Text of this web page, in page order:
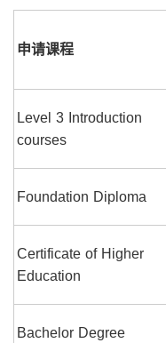
申请课程
Level 3 Introduction
courses
Foundation Diploma
Certificate of Higher
Education
Bachelor Degree